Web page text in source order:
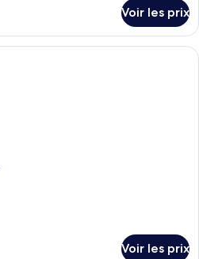
Voir les prix
Une chambre d’hôtel avec deux lits,
Voir les prix